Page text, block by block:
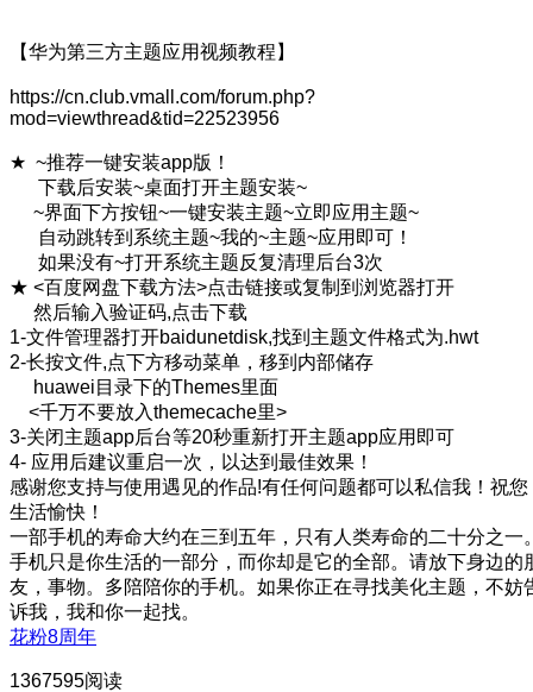
【华为第三方主题应用视频教程】
https://cn.club.vmall.com/forum.php?
mod=viewthread&tid=22523956
★ ~推荐一键安装app版！
下载后安装~桌面打开主题安装~
~界面下方按钮~一键安装主题~立即应用主题~
自动跳转到系统主题~我的~主题~应用即可！
如果没有~打开系统主题反复清理后台3次
★ <百度网盘下载方法>点击链接或复制到浏览器打开
然后输入验证码,点击下载
1-文件管理器打开baidunetdisk,找到主题文件格式为.hwt
2-长按文件,点下方移动菜单，移到内部储存
huawei目录下的Themes里面
<千万不要放入themecache里>
3-关闭主题app后台等20秒重新打开主题app应用即可
4- 应用后建议重启一次，以达到最佳效果！
感谢您支持与使用遇见的作品!有任何问题都可以私信我！祝您
生活愉快！
一部手机的寿命大约在三到五年，只有人类寿命的二十分之一
手机只是你生活的一部分，而你却是它的全部。请放下身边的
友，事物。多陪陪你的手机。如果你正在寻找美化主题，不妨
诉我，我和你一起找。
花粉8周年
1367595阅读